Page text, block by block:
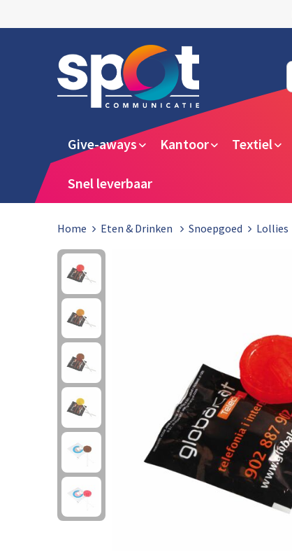
Give-aways Kantoor Textiel
Snel leverbaar
Home Eten & Drinken Snoepgoed Lollies